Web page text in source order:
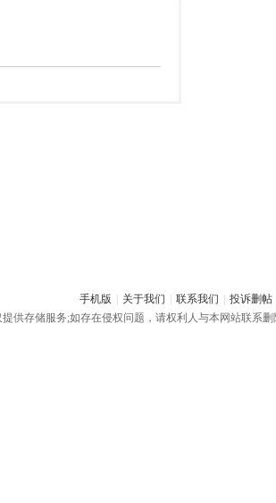
手机版 关于我们 联系我们 投诉删帖
存储服务;如存在侵权问题，请权利人与本网站联系删